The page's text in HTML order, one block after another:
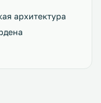
архитектура